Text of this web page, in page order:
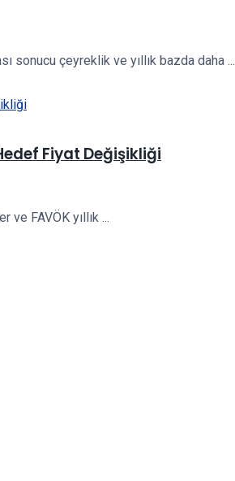
sonucu çeyreklik ve yıllık bazda daha ...
Fiyat Değişikliği
FAVÖK yıllık ...